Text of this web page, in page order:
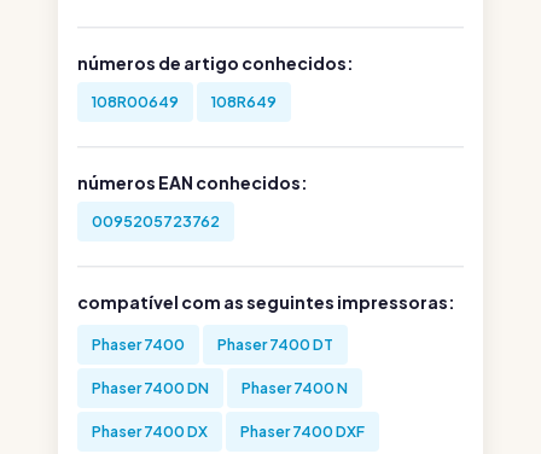
números de artigo conhecidos:
108R00649 108R649
números EAN conhecidos:
0095205723762
compatível com as seguintes impressoras:
Phaser 7400 Phaser 7400 DT
Phaser 7400 DN Phaser 7400 N
Phaser 7400 DX Phaser 7400 DXF